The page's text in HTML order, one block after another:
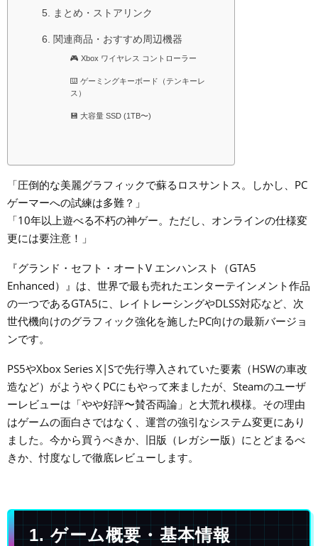
5. まとめ・ストアリンク
6. 関連商品・おすすめ周辺機器
🎮 Xbox ワイヤレス コントローラー
⌨️ ゲーミングキーボード（テンキーレ
ス）
💾 大容量 SSD (1TB〜)
「圧倒的な美麗グラフィックで蘇るロスサントス。しかし、PC
ゲーマーへの試練は多難？」
「10年以上遊べる不朽の神ゲー。ただし、オンラインの仕様変
更には要注意！」
『グランド・セフト・オートV エンハンスト（GTA5
Enhanced）』は、世界で最も売れたエンターテインメント作品
の一つであるGTA5に、レイトレーシングやDLSS対応など、次
世代機向けのグラフィック強化を施したPC向けの最新バージョ
ンです。
PS5やXbox Series X|Sで先行導入されていた要素（HSWの車改
造など）がようやくPCにもやって来ましたが、Steamのユーザ
ーレビューは「やや好評〜賛否両論」と大荒れ模様。その理由
はゲームの面白さではなく、運営の強引なシステム変更にあり
ました。今から買うべきか、旧版（レガシー版）にとどまるべ
きか、忖度なしで徹底レビューします。
1. ゲーム概要・基本情報